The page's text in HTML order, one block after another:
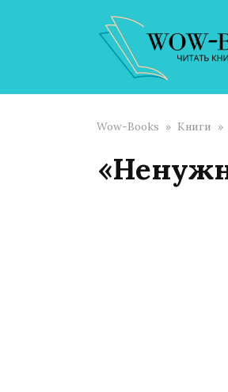
Wow-Books » Книги »